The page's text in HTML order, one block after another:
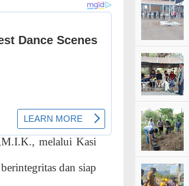
melalui Kasi
dan siap